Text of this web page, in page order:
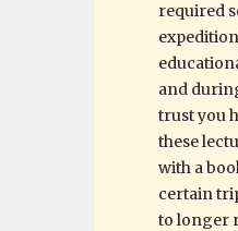
required
and
trust you
these
with a
certain
to longer